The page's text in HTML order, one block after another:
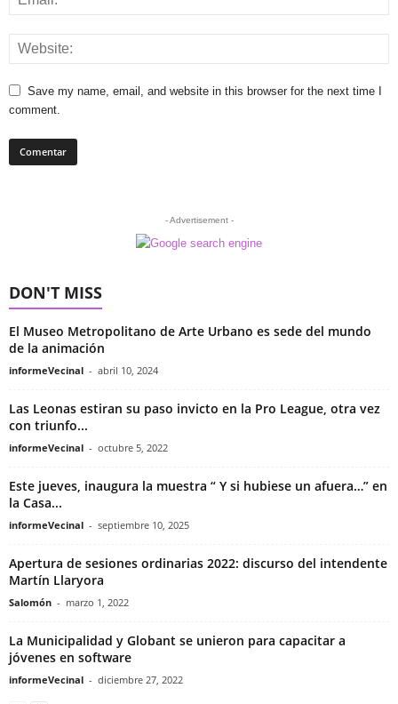
Save my name, email, and website in this browser for the next time I
comment.
- Advertisement -
DON'T MISS
El Museo Metropolitano de Arte Urbano es sede del mundo
de la animación
informeVecinal - abril 10, 2024
Las Leonas estiran su paso invicto en la Pro League, otra vez
con triunfo...
informeVecinal - octubre 5, 2022
Este jueves, inaugura la muestra “ Y si hubiese un afuera…” en
la Casa...
informeVecinal - septiembre 10, 2025
Apertura de sesiones ordinarias 2022: discurso del intendente
Martín Llaryora
Salomón - marzo 1, 2022
La Municipalidad y Globant se unieron para capacitar a
jóvenes en software
informeVecinal - diciembre 27, 2022